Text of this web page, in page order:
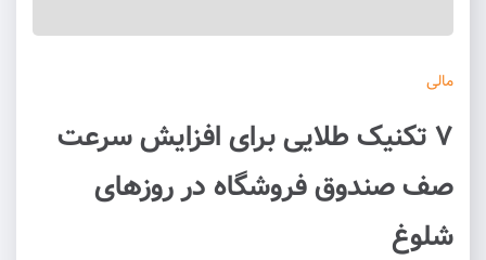
مالی
۷ تکنیک طلایی برای افزایش سرعت
صف صندوق فروشگاه در روزهای
شلوغ